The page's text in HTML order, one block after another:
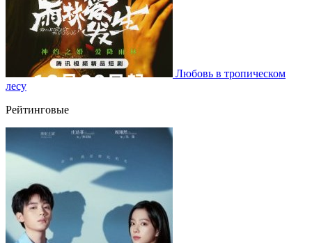
Любовь в тропическом
лесу
Рейтинговые